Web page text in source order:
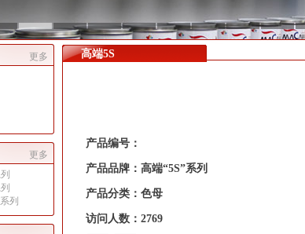
更多
更多
列
高端5S
产品编号：
产品品牌：高端“5S”系列
产品分类：色母
访问人数：2769